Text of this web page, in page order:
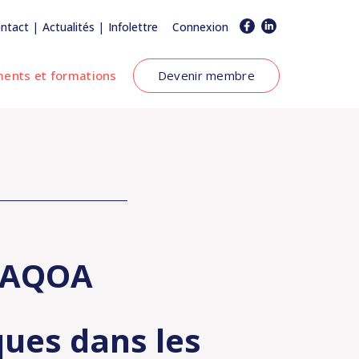
| Actualités | Infolettre Connexion
et formations Devenir membre
dans les